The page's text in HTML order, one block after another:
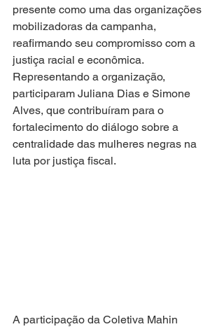
presente como uma das organizações
mobilizadoras da campanha,
reafirmando seu compromisso com a
justiça racial e econômica.
Representando a organização,
participaram Juliana Dias e Simone
Alves, que contribuíram para o
fortalecimento do diálogo sobre a
centralidade das mulheres negras na
luta por justiça fiscal.
A participação da Coletiva Mahin